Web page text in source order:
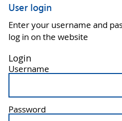
User login
Enter your username and
log in on the website
Login
Username
Password